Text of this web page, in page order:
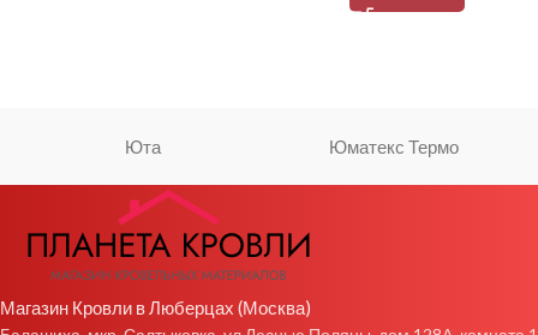
Юта Юматекс Термо
Магазин Кровли в Люберцах (Москва)